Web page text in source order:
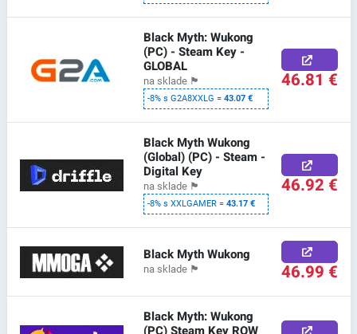
Black Myth: Wukong
(PC) - Steam Key -
GLOBAL
na sklade 🏴
-8% s G2A8XXLG =43.07 €
46.81 €
Black Myth Wukong
(Global) (PC) - Steam -
Digital Key
na sklade 🏴
-8% s XXLGAMER =43.17 €
46.92 €
Black Myth Wukong
na sklade 🏴 46.99 €
Black Myth: Wukong